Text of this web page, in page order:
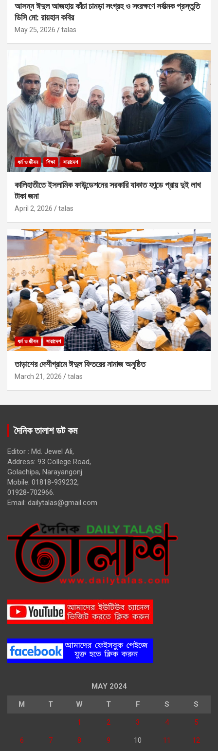
আসন্ন ঈদুল আজহায় কাঁচা চামড়া সংগ্রহ ও সংরক্ষণে সর্বাত্মক প্রস্তুতি
ডিসি মো: রায়হান কবির
May 25, 2026 talas
ধর্ম ও জীবন শিক্ষা সারাদেশ
কালিহাতীতে ইসলামিক ফাউন্ডেশনের সরকারি যাকাত ফান্ডে প্রায় দুই লাখ
টাকা জমা
April 2, 2026 talas
ধর্ম ও জীবন সারাদেশ
তাড়াশের দেশীগ্রামে ঈদুল ফিতরের নামাজ অনুষ্ঠিত
March 21, 2026 talas
দৈনিক তালাশ ডট কম
Editor : Md. Jewel Ali,
Address: 93 College Road,
Golachipa, Narayangonj.
Mobile: 01818-939232,
01928-702966.
Email: dailytalas@gmail.com
MAY 2024
M T W T F S S
1 2 3 4 5
6 7 8 9 10 11 12